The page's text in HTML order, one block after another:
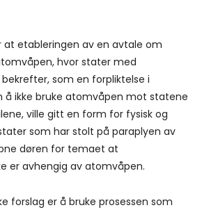
at etableringen av en avtale om
hvor stater med
som en forpliktelse i
å ikke bruke atomvåpen mot statene
ville gitt en form for fysisk og
som har stolt på paraplyen av
døren for temaet at
er avhengig av atomvåpen.
forslag er å bruke prosessen som